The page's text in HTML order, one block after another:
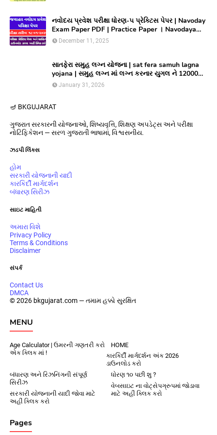
નવોદય પ્રવેશ પરીક્ષા ધોરણ-૫ પ્રેક્ટિસ પેપર | Navoday
Exam Paper PDF | Practice Paper । Navodaya
Old paper NMMS OLD PAPER
December 11, 2025
સાતફેરા સમુહ લગ્ન યોજના | sat fera samuh lagna
yojana | સમુહ લગ્ન માં લગ્ન કરનાર યુગલ ને 12000
અને આયોજક સંસ્થાને યુગલ દિઠ ૩૦૦૦૦/ ની સહાય
આપતી યોજના
January 31, 2026
🪔 BKGUJARAT
ગુજરાત સરકારની યોજનાઓ, શિષ્યવૃત્તિ, શિક્ષણ અપડેટ્સ અને પરીક્ષા
નોટિફિકેશન — સરળ ગુજરાતી ભાષામાં, વિશ્વસનીય.
ઝડપી લિંક્સ
હોમ
સરકારી યોજનાની યાદી
કારકિર્દી માર્ગદર્શન
બંધારણ સિરીઝ
સાઇટ માહિતી
અમારા વિશે
Privacy Policy
Terms & Conditions
Disclaimer
સંપર્ક
Contact Us
DMCA
© 2026 bkgujarat.com — તમામ હક્કો સુરક્ષિત
MENU
Age Calculator | ઉમરની ગણતરી કરો
એક ક્લિક માં !
HOME
કારકિર્દી માર્ગદર્શન અંક 2026
ડાઉનલોડ કરો
ધોરણ ૧૦ પછી શુ ?
બંધારણ અને રિઝનિંગની સંપૂર્ણ
સિરીઝ
વેબસાઇટ ના વોટ્સેપગ્રુપમાં જોડાવા
માટે અહીં ક્લિક કરો
સરકારી યોજનાની યાદી જોવા માટે
અહીં ક્લિક કરો
Pages